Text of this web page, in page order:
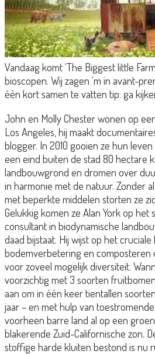
Vandaag komt ‘The Biggest little
bioscopen. Wij zagen ‘m in avant-
één kort samen te vatten tip: ga
John en Molly Chester wonen op
Los Angeles, hij maakt
blogger. In 2010 gooien ze hun
een eind buiten de stad 80 hectare
landbouwgrond en dromen over
in harmonie met de natuur. Zonder
met beperkte middelen storten ze
Gelukkig komen ze Alan York op het
consultant in biodynamische
daad bijstaat. Hij wijst op het
bodemverbetering en composteren
voor zoveel mogelijk diversiteit.
voorzichtig met 3 soorten
aan om in één keer tientallen
jaar – en met hulp van
voorheen barre land al op een
blakerende Zuid-Californische zon.
stoffige harde kluiten bestond is nu